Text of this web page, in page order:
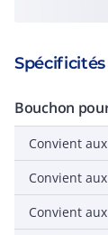
Bouchon